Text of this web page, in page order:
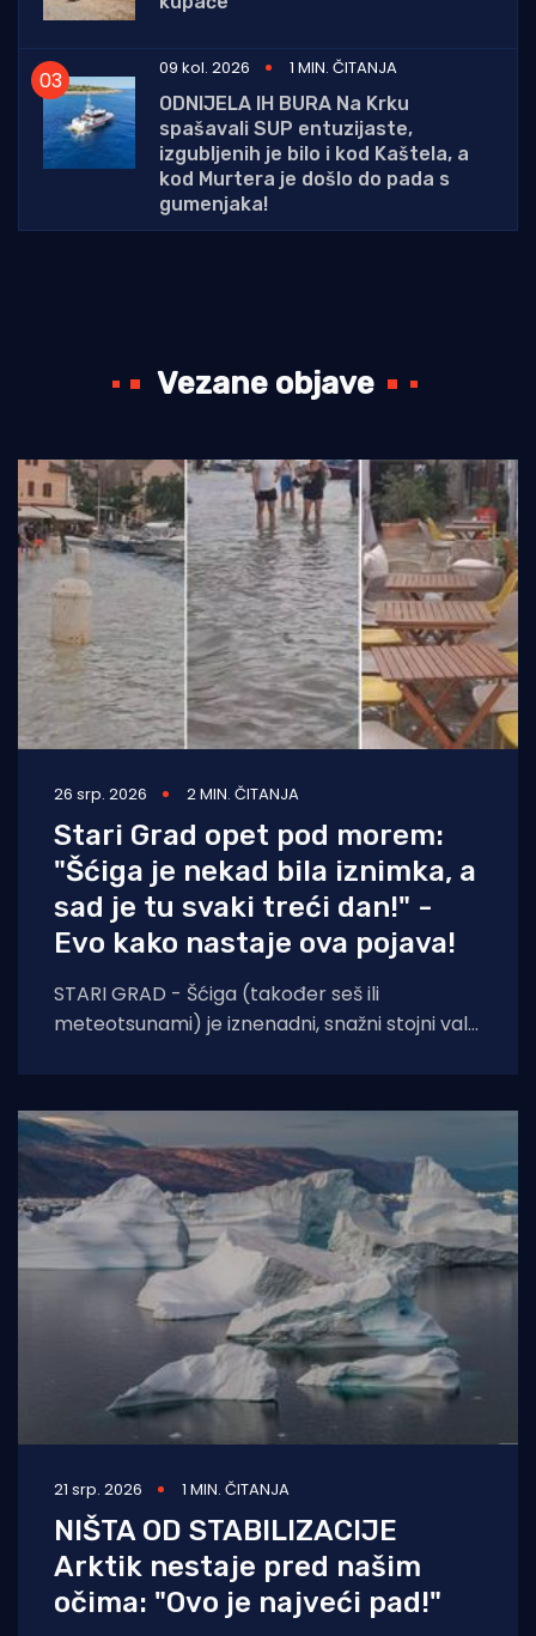
09 kol. 2026
1 MIN. ČITANJA
ODNIJELA IH BURA Na Krku
spašavali SUP entuzijaste,
izgubljenih je bilo i kod Kaštela, a
kod Murtera je došlo do pada s
gumenjaka!
Vezane objave
26 srp. 2026 2 MIN. ČITANJA
Stari Grad opet pod morem:
"Šćiga je nekad bila iznimka, a
sad je tu svaki treći dan!" -
Evo kako nastaje ova pojava!
STARI GRAD - Šćiga (također seš ili
meteotsunami) je iznenadni, snažni stojni val
21 srp. 2026 1 MIN. ČITANJA
NIŠTA OD STABILIZACIJE
Arktik nestaje pred našim
očima: "Ovo je najveći pad!"